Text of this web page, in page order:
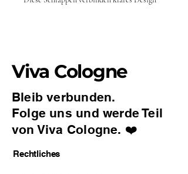
für angenehmen Tragekomfort im Alltag,
egal ob zu Hause oder unterwegs.
Für Köln. Für jeden Tag.
Viva Cologne
Bleib verbunden.
Folge uns und werde Teil
von Viva Cologne. ❤️
Rechtliches